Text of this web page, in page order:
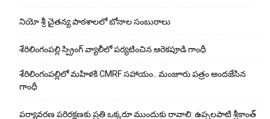
నియో శ్రీ చైతన్య పాఠశాలలో బోనాల సంబురాలు
శేరిలింగంపల్లి స్ప్రింగ్ వ్యాలీలో పర్యటించిన ఆరెకపూడి గాంధీ
శేరిలింగంపల్లిలో మ‌హిళ‌కి CMRF స‌హాయం.. మంజూరు పత్రం అందజేసిన
గాంధీ
పర్యావరణ పరిరక్షణకు ప్రతి ఒక్కరూ ముందుకు రావాలి: ఉప్పలపాటి శ్రీకాంత్